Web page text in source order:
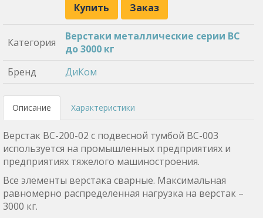
Купить Заказ
Категория
Верстаки металлические серии ВС
до 3000 кг
Бренд
ДиКом
Описание Характеристики
Верстак ВС-200-02 с подвесной тумбой ВС-003
используется на промышленных предприятиях и
предприятиях тяжелого машиностроения.
Все элементы верстака сварные. Максимальная
равномерно распределенная нагрузка на верстак –
3000 кг.